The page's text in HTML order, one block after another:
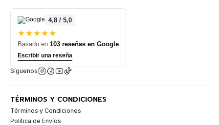
4,8 / 5,0
★★★★★
Basado en 103 reseñas en Google
Escribir una reseña
Síguenos
TÉRMINOS Y CONDICIONES
Términos y Condiciones
Política de Envíos